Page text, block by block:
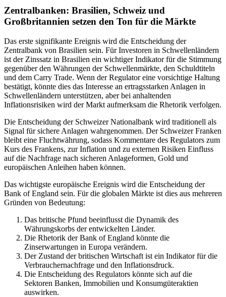
Zentralbanken: Brasilien, Schweiz und
Großbritannien setzen den Ton für die Märkte
Das erste signifikante Ereignis wird die Entscheidung der
Zentralbank von Brasilien sein. Für Investoren in Schwellenländern
ist der Zinssatz in Brasilien ein wichtiger Indikator für die Stimmung
gegenüber den Währungen der Schwellenmärkte, den Schuldtiteln
und dem Carry Trade. Wenn der Regulator eine vorsichtige Haltung
bestätigt, könnte dies das Interesse an ertragsstarken Anlagen in
Schwellenländern unterstützen, aber bei anhaltenden
Inflationsrisiken wird der Markt aufmerksam die Rhetorik verfolgen.
Die Entscheidung der Schweizer Nationalbank wird traditionell als
Signal für sichere Anlagen wahrgenommen. Der Schweizer Franken
bleibt eine Fluchtwährung, sodass Kommentare des Regulators zum
Kurs des Frankens, zur Inflation und zu externen Risiken Einfluss
auf die Nachfrage nach sicheren Anlageformen, Gold und
europäischen Anleihen haben können.
Das wichtigste europäische Ereignis wird die Entscheidung der
Bank of England sein. Für die globalen Märkte ist dies aus mehreren
Gründen von Bedeutung:
Das britische Pfund beeinflusst die Dynamik des
Währungskorbs der entwickelten Länder.
Die Rhetorik der Bank of England könnte die
Zinserwartungen in Europa verändern.
Der Zustand der britischen Wirtschaft ist ein Indikator für die
Verbrauchernachfrage und den Inflationsdruck.
Die Entscheidung des Regulators könnte sich auf die
Sektoren Banken, Immobilien und Konsumgüteraktien
auswirken.